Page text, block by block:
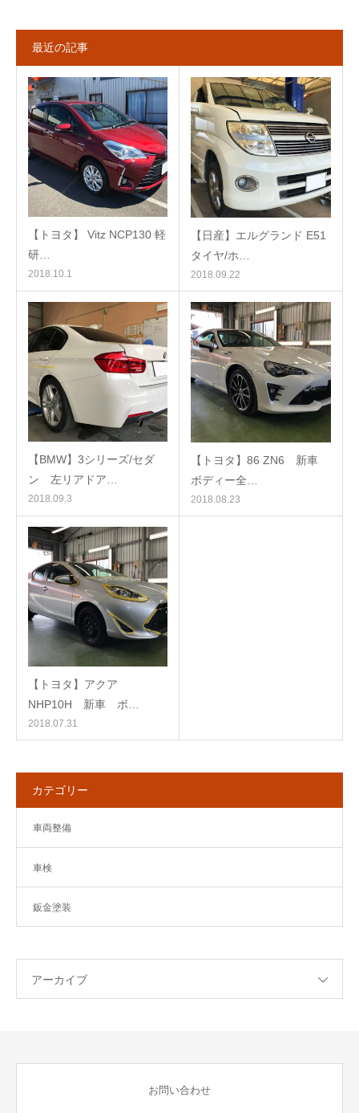
最近の記事
【トヨタ】 Vitz NCP130 軽
研…
2018.10.1
【日産】エルグランド E51
タイヤ/ホ…
2018.09.22
【BMW】3シリーズ/セダ
ン 左リアドア…
2018.09.3
【トヨタ】86 ZN6 新車
ボディー全…
2018.08.23
【トヨタ】アクア
NHP10H 新車 ボ…
2018.07.31
カテゴリー
車両整備
車検
鈑金塗装
アーカイブ
お問い合わせ